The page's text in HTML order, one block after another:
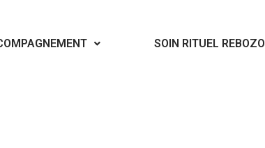
SOIN RITUEL REBOZO